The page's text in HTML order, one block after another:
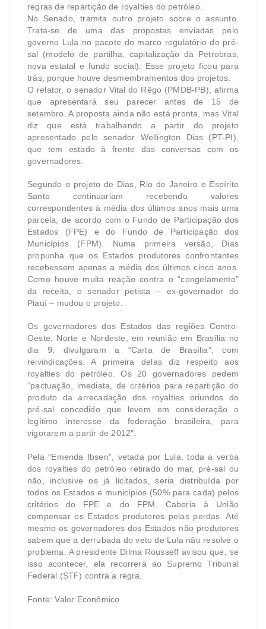
regras de repartição de royalties do petróleo.
No Senado, tramita outro projeto sobre o assunto.
Trata-se de uma das propostas enviadas pelo
governo Lula no pacote do marco regulatório do pré-
sal (modelo de partilha, capitalização da Petrobras,
nova estatal e fundo social). Esse projeto ficou para
trás, porque houve desmembramentos dos projetos.
O relator, o senador Vital do Rêgo (PMDB-PB), afirma
que apresentará seu parecer antes de 15 de
setembro. A proposta ainda não está pronta, mas Vital
diz que está trabalhando a partir do projeto
apresentado pelo senador Wellington Dias (PT-PI),
que tem estado à frente das conversas com os
governadores.
Segundo o projeto de Dias, Rio de Janeiro e Espírito
Santo continuariam recebendo valores
correspondentes à média dos últimos anos mais uma
parcela, de acordo com o Fundo de Participação dos
Estados (FPE) e do Fundo de Participação dos
Municípios (FPM). Numa primeira versão, Dias
propunha que os Estados produtores confrontantes
recebessem apenas a média dos últimos cinco anos.
Como houve muita reação contra o “congelamento”
da receita, o senador petista – ex-governador do
Piauí – mudou o projeto.
Os governadores dos Estados das regiões Centro-
Oeste, Norte e Nordeste, em reunião em Brasília no
dia 9, divulgaram a “Carta de Brasília”, com
reivindicações. A primeira delas diz respeito aos
royalties do petróleo. Os 20 governadores pedem
“pactuação, imediata, de critérios para repartição do
produto da arrecadação dos royalties oriundos do
pré-sal concedido que levem em consideração o
legítimo interesse da federação brasileira, para
vigorarem a partir de 2012″.
Pela “Emenda Ibsen”, vetada por Lula, toda a verba
dos royalties do petróleo retirado do mar, pré-sal ou
não, inclusive os já licitados, seria distribuída por
todos os Estados e municípios (50% para cada) pelos
critérios do FPE e do FPM. Caberia à União
compensar os Estados produtores pelas perdas. Até
mesmo os governadores dos Estados não produtores
sabem que a derrubada do veto de Lula não resolve o
problema. A presidente Dilma Rousseff avisou que, se
isso acontecer, ela recorrerá ao Supremo Tribunal
Federal (STF) contra a regra.
Fonte: Valor Econômico